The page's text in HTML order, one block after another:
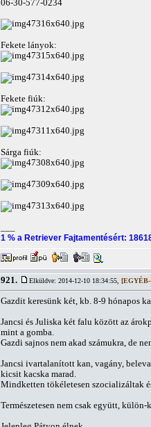
06-30-577-0234
Fekete lányok:
Fekete fiúk:
Sárga fiúk:
1 % a Retriever Fajtamentésért:
921. Elküldve: 2014-12-10 18:34:55,
Gazdit keresünk két, kb. 8-9 hónapos
Jancsi és Juliska két falu között az
mint a gomba.
Gazdi sajnos nem akad számukra, de
Jancsi ivartalanított kan, vagány,
kicsit kacska marad.
Mindketten tökéletesen szocializáltak
Természetesen nem csak együtt,